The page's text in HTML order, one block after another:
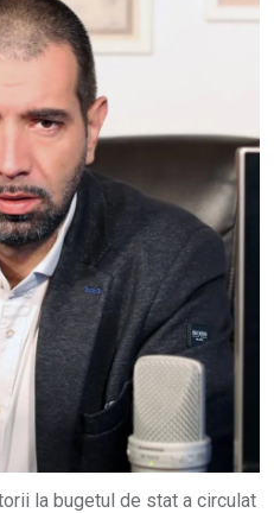
la bugetul de stat a circulat